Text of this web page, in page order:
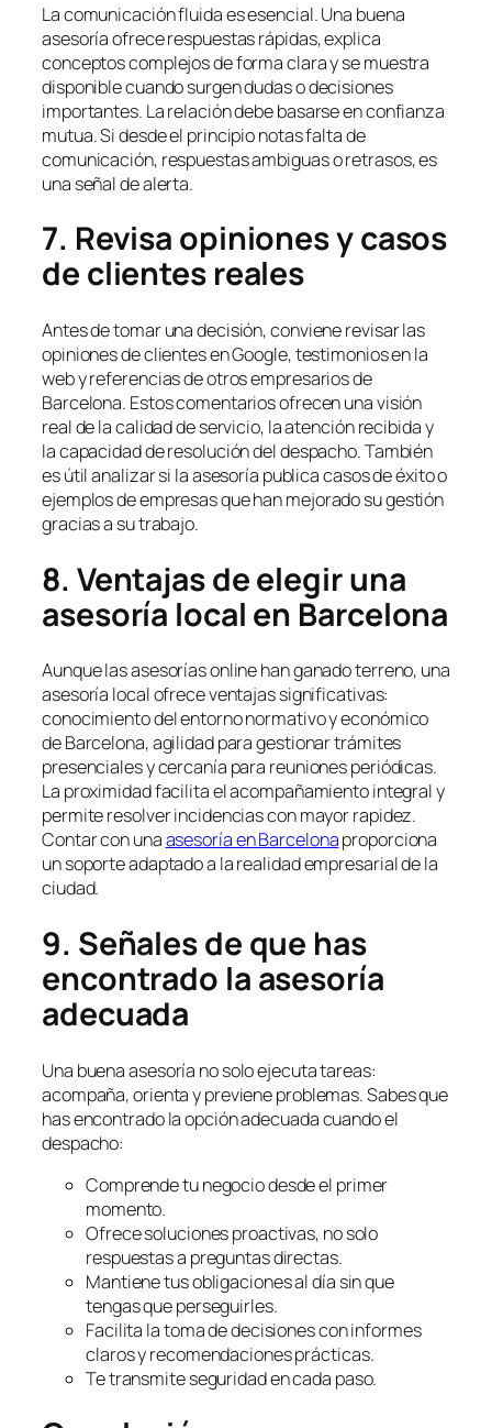
La comunicación fluida es esencial. Una buena
asesoría ofrece respuestas rápidas, explica
conceptos complejos de forma clara y se muestra
disponible cuando surgen dudas o decisiones
importantes. La relación debe basarse en confianza
mutua. Si desde el principio notas falta de
comunicación, respuestas ambiguas o retrasos, es
una señal de alerta.
7. Revisa opiniones y casos
de clientes reales
Antes de tomar una decisión, conviene revisar las
opiniones de clientes en Google, testimonios en la
web y referencias de otros empresarios de
Barcelona. Estos comentarios ofrecen una visión
real de la calidad de servicio, la atención recibida y
la capacidad de resolución del despacho. También
es útil analizar si la asesoría publica casos de éxito o
ejemplos de empresas que han mejorado su gestión
gracias a su trabajo.
8. Ventajas de elegir una
asesoría local en Barcelona
Aunque las asesorías online han ganado terreno, una
asesoría local ofrece ventajas significativas:
conocimiento del entorno normativo y económico
de Barcelona, agilidad para gestionar trámites
presenciales y cercanía para reuniones periódicas.
La proximidad facilita el acompañamiento integral y
permite resolver incidencias con mayor rapidez.
Contar con unaasesoría en Barcelonaproporciona
un soporte adaptado a la realidad empresarial de la
ciudad.
9. Señales de que has
encontrado la asesoría
adecuada
Una buena asesoría no solo ejecuta tareas:
acompaña, orienta y previene problemas. Sabes que
has encontrado la opción adecuada cuando el
despacho:
Comprende tu negocio desde el primer
momento.
Ofrece soluciones proactivas, no solo
respuestas a preguntas directas.
Mantiene tus obligaciones al día sin que
tengas que perseguirles.
Facilita la toma de decisiones con informes
claros y recomendaciones prácticas.
Te transmite seguridad en cada paso.